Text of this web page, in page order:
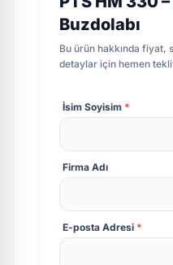
Buzdolabı
Bu ürün hakkında fiyat,
detaylar için hemen
İsim Soyisim *
Firma Adı
E-posta Adresi *